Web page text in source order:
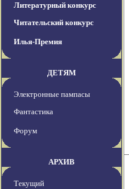
Литературный конкурс
Читательский конкурс
Илья-Премия
ДЕТЯМ
Электронные пампасы
Фантастика
Форум
АРХИВ
Текущий